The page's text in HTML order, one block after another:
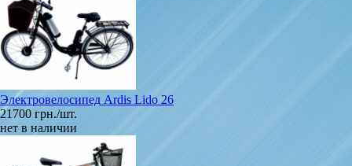
Электровелосипед Ardis Lido 26
21700 грн./шт.
нет в наличии